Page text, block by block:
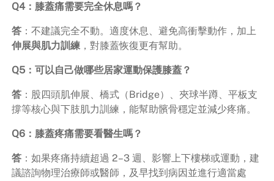
Q4：膝蓋痛需要完全休息嗎？
答：不建議完全不動。適度休息、避免高衝擊動作，加上
伸展與肌力訓練，對膝蓋恢復更有幫助。
Q5：可以自己做哪些居家運動保護膝蓋？
答：股四頭肌伸展、橋式（Bridge）、夾球半蹲、平板支
撐等核心與下肢肌力訓練，能幫助髕骨穩定並減少疼痛。
Q6：膝蓋疼痛需要看醫生嗎？
答：如果疼痛持續超過 2–3 週、影響上下樓梯或運動，建
議諮詢物理治療師或醫師，及早找到病因並進行適當處